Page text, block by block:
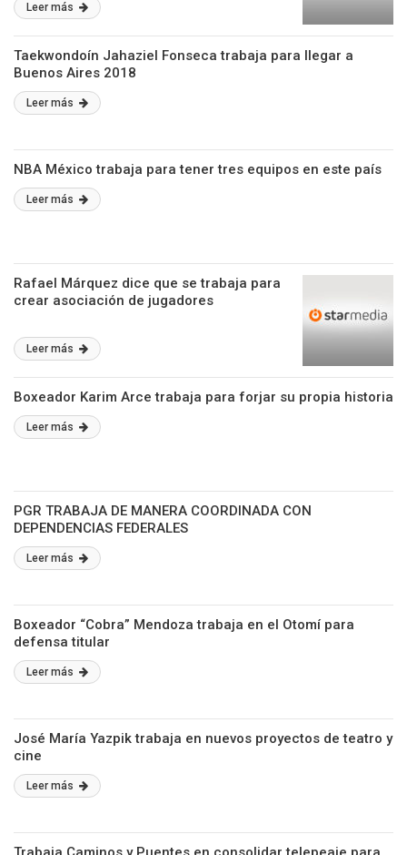
Leer más
Taekwondoín Jahaziel Fonseca trabaja para llegar a
Buenos Aires 2018
Leer más
NBA México trabaja para tener tres equipos en este país
Leer más
Rafael Márquez dice que se trabaja para
crear asociación de jugadores
Leer más
Boxeador Karim Arce trabaja para forjar su propia historia
Leer más
PGR TRABAJA DE MANERA COORDINADA CON
DEPENDENCIAS FEDERALES
Leer más
Boxeador “Cobra” Mendoza trabaja en el Otomí para
defensa titular
Leer más
José María Yazpik trabaja en nuevos proyectos de teatro y
cine
Leer más